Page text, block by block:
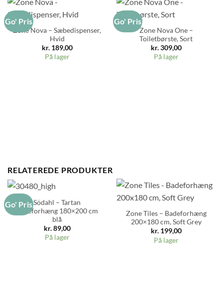
Go' Pris
Zone Nova – Sæbedispenser,
Hvid
kr.189,00
På lager
Go' Pris
Zone Nova One –
Toiletbørste, Sort
kr.309,00
På lager
RELATEREDE PRODUKTER
Go' PrisSödahl – Tartan
Badeforhæng 180×200 cm
blå
kr.89,00
På lager
Zone Tiles – Badeforhæng
200×180 cm, Soft Grey
kr.199,00
På lager